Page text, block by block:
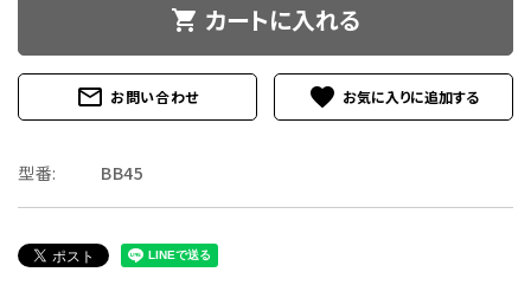
shopping_cart カートに入れる
mail_outline お問い合わせ favorite
型番: BB45